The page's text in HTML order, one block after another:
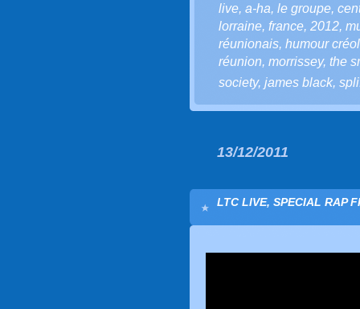
live, a-ha, le groupe,
lorraine, france, 2012,
réunionais, humour
réunion, morrissey, the
society, james black,
13/12/2011
LTC LIVE, SPECIAL RAP